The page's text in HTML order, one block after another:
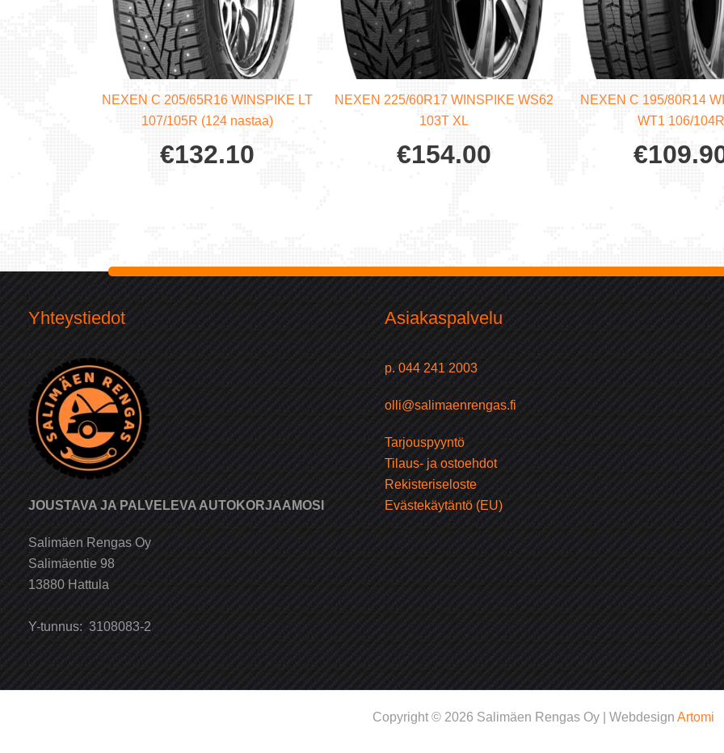
NEXEN C 205/65R16 WINSPIKE LT
107/105R (124 nastaa)
€132.10
NEXEN 225/60R17 WINSPIKE WS62
103T XL
€154.00
NEXEN C 195/80R14
WT1 106/104R
€
Yhteystiedot
JOUSTAVA JA PALVELEVA AUTOKORJAAMOSI
Salimäen Rengas Oy
Salimäentie 98
13880 Hattula
Y-tunnus: 3108083-2
Asiakaspalvelu
p. 044 241 2003
olli@salimaenrengas.fi
Tarjouspyyntö
Tilaus- ja ostoehdot
Rekisteriseloste
Evästekäytäntö (EU)
Copyright © 2026 Salimäen Rengas Oy | Webdesign Artomi